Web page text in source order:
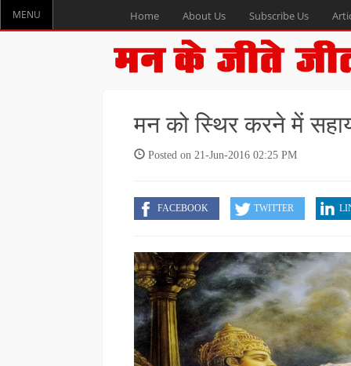
MENU Home About Us Subscribe Us
मन को स्थिर करने में
Posted on 21-Jun-2016 02:25 PM